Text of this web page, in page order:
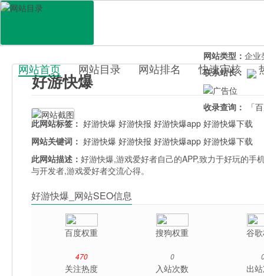
百科目录
网站首页 网站目录 网站排名 快速审核
好游快爆
网站类型： 企业
联系站长：
收录查询：
「
此网站标签： 好游快爆 好游快报 好游快爆app 好游快爆下载
网站关键词： 好游快爆 好游快报 好游快爆app 好游快爆下载
此网站描述：好游快爆,游戏爱好者自己的APP,致力于好玩的
与开发者,游戏爱好者交流心得。
好游快爆_网站SEO信息
百度权重 搜狗权重 谷
470
关注热度
0
入站次数 出